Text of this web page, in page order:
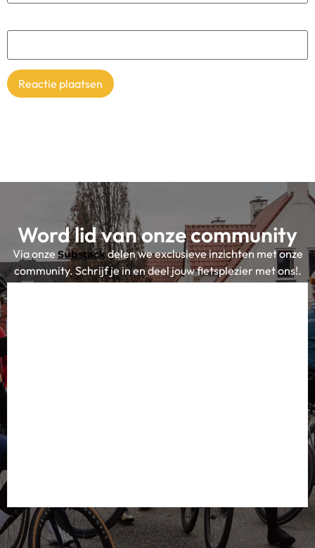
Word lid van onze community
Via onze Substackdelen we exclusieve inzichten met onze
community. Schrijf je in en deel jouw fietsplezier met ons!.